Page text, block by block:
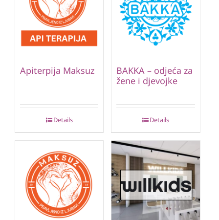
Apiterpija Maksuz
Details
BAKKA – odjeća za
žene i djevojke
Details